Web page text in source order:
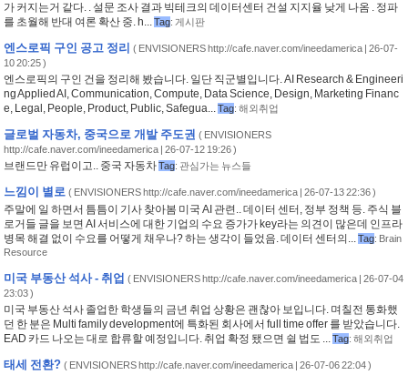
가 커지는거 같다. . 설문 조사 결과 빅테크의 데이터센터 건설 지지율 낮게 나옴 . 정파
를 초월해 반대 여론 확산 중. h...Tag: 게시판
엔스로픽 구인 공고 정리 ( ENVISIONERS http://cafe.naver.com/ineedamerica| 26-07-
10 20:25 )
엔스로픽의 구인 건을 정리해 봤습니다. 일단 직군별입니다. AI Research & Engineeri
ng Applied AI, Communication, Compute, Data Science, Design, Marketing Financ
e, Legal, People, Product, Public, Safegua...Tag: 해외취업
글로벌 자동차, 중국으로 개발 주도권 ( ENVISIONERS
http://cafe.naver.com/ineedamerica| 26-07-12 19:26 )
브랜드만 유럽이고.. 중국 자동차Tag: 관심가는 뉴스들
느낌이 별로 ( ENVISIONERS http://cafe.naver.com/ineedamerica| 26-07-13 22:36 )
주말에 일 하면서 틈틈이 기사 찾아봄 미국 AI 관련.. 데이터 센터, 정부 정책 등. 주식 블
로거들 글을 보면 AI 서비스에 대한 기업의 수요 증가가 key라는 의견이 많은데 인프라
병목 해결 없이 수요를 어떻게 채우나? 하는 생각이 들었음. 데이터 센터의...Tag: Brain
Resource
미국 부동산 석사 - 취업 ( ENVISIONERS http://cafe.naver.com/ineedamerica| 26-07-04
23:03 )
미국 부동산 석사 졸업한 학생들의 금년 취업 상황은 괜찮아 보입니다. 며칠전 통화했
던 한 분은 Multi family development에 특화된 회사에서 full time offer 를 받았습니다.
EAD 카드 나오는 대로 합류할 예정입니다. 취업 확정 됐으면 쉴 법도 ...Tag: 해외취업
태세 전환? ( ENVISIONERS http://cafe.naver.com/ineedamerica| 26-07-06 22:04 )